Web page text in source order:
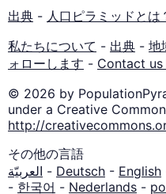
出典 - 人口ピラミッドとは
私たちについて - 出典 - 地
ォローします - Contact
© 2026 by
under a Creative
http://
その他の言語
العربيّة - Deutsch - English
- 한국어 - Nederlands -